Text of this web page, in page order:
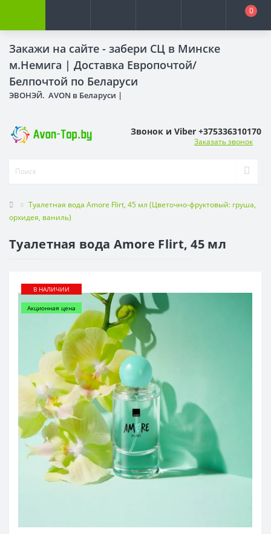
Закажи на сайте - забери СЦ в Минске
м.Немига | Доставка Европочтой/
Белпочтой по Беларуси
ЭВОНЭЙ. AVON в Беларуси |
0
Звонок и Viber +375336310170
Заказать звонок
Туалетная вода Amore Flirt, 45 мл (Цветочно-фруктовый: груша,
орхидея, ваниль)
Туалетная вода Amore Flirt, 45 мл
В НАЛИЧИИ
Акционная цена